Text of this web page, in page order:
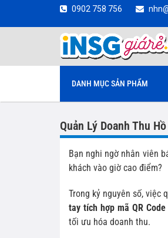
0902 758 756
DANH MỤC SẢN PHẨM
Quản Lý Doanh Thu
Bạn nghi ngờ nhân viên
khách vào giờ cao điểm?
Trong kỷ nguyên số, việc
tay tích hợp mã QR
tối ưu hóa doanh thu.